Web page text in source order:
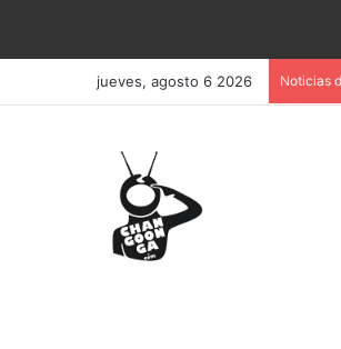
jueves, agosto 6 2026 Noticias